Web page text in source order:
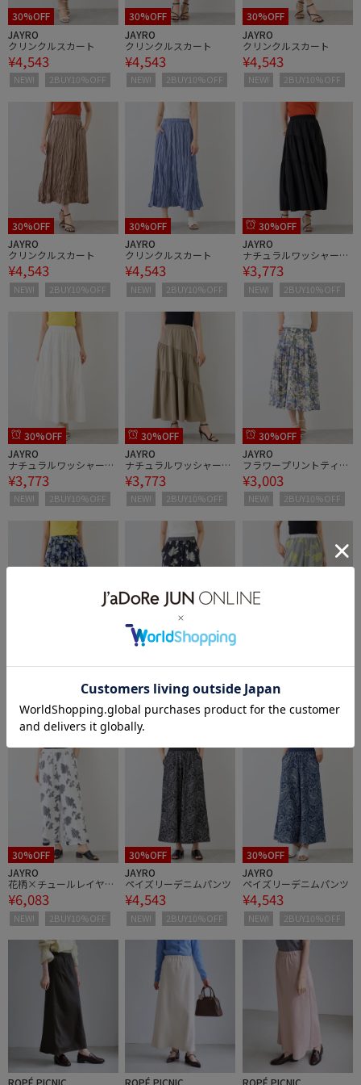
30%OFF
JAYRO
クリンクルスカート
¥4,543
NEW! 2BUY10%OFF
30%OFF
JAYRO
クリンクルスカート
¥4,543
NEW! 2BUY10%OFF
30%OFF
JAYRO
クリンクルスカート
¥4,543
NEW! 2BUY10%OFF
30%OFF
JAYRO
クリンクルスカート
¥4,543
NEW! 2BUY10%OFF
30%OFF
JAYRO
クリンクルスカート
¥4,543
NEW! 2BUY10%OFF
30%OFF
JAYRO
ナチュラルワッシャー切
替ティアードスカート
¥3,773
NEW! 2BUY10%OFF
30%OFF
JAYRO
ナチュラルワッシャー切
替ティアードスカート
¥3,773
NEW! 2BUY10%OFF
30%OFF
JAYRO
ナチュラルワッシャー切
替ティアードスカート
¥3,773
NEW! 2BUY10%OFF
30%OFF
JAYRO
フラワープリントティア
ード切替スカート
¥3,003
NEW! 2BUY10%OFF
JAYRO
ード切替スカート
NEW! 2BUY10%OFF
30%OFF
JAYRO
ドパンツ
¥6,083
NEW! 2BUY10%OFF
JAYRO
ドパンツ
¥6,083
NEW! 2BUY10%OFF
30%OFF
JAYRO
花柄×チュールレイヤー
ドパンツ
¥6,083
NEW! 2BUY10%OFF
30%OFF
JAYRO
ペイズリーデニムパンツ
¥4,543
NEW! 2BUY10%OFF
30%OFF
JAYRO
ペイズリーデニムパンツ
¥4,543
NEW! 2BUY10%OFF
ROPÉ PICNIC ROPÉ PICNIC ROPÉ PICNIC